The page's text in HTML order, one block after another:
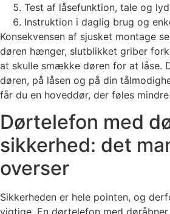
Test af låsefunktion, tale og
Instruktion i daglig brug og
Konsekvensen af sjusket montage
døren hænger, slutblikket griber
at skulle smække døren for at låse.
døren, på låsen og på din
får du en hoveddør, der føles
Dørtelefon med
sikkerhed: det
overser
Sikkerheden er hele pointen, og